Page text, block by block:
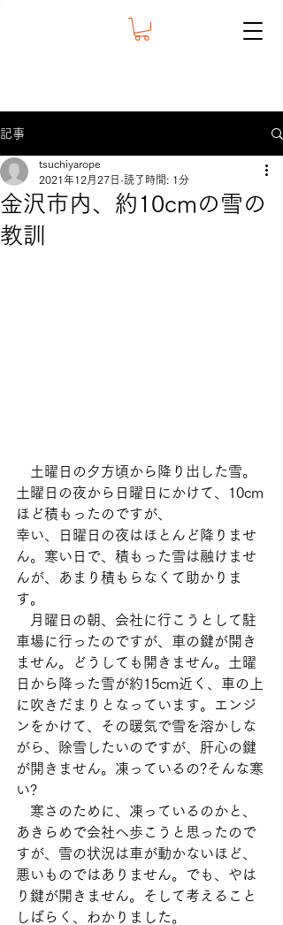
記事
金沢市内、約10cmの雪の
教訓
tsuchiyarope
2021年12月27日 読了時間: 1分
土曜日の夕方頃から降り出した雪。
土曜日の夜から日曜日にかけて、10cm
ほど積もったのですが、
幸い、日曜日の夜はほとんど降りませ
ん。寒い日で、積もった雪は融けませ
んが、あまり積もらなくて助かりま
す。
月曜日の朝、会社に行こうとして駐
車場に行ったのですが、車の鍵が開き
ません。どうしても開きません。土曜
日から降った雪が約15cm近く、車の上
に吹きだまりとなっています。エンジ
ンをかけて、その暖気で雪を溶かしな
がら、除雪したいのですが、肝心の鍵
が開きません。凍っているの?そんな寒
い?
寒さのために、凍っているのかと、
あきらめで会社へ歩こうと思ったので
すが、雪の状況は車が動かないほど、
悪いものではありません。でも、やは
り鍵が開きません。そして考えること
しばらく、わかりました。